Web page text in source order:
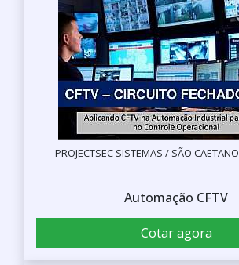
PROJECTSEC SISTEMAS / SÃO
Automação CFTV
Cotar agora